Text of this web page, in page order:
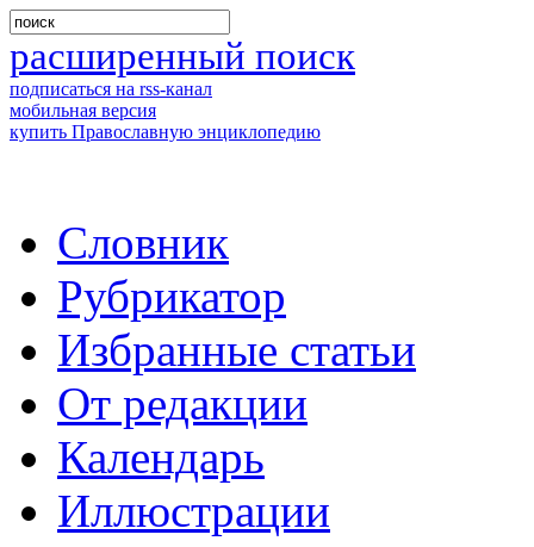
расширенный поиск
подписаться на rss-канал
мобильная версия
купить Православную энциклопедию
Словник
Рубрикатор
Избранные статьи
От редакции
Календарь
Иллюстрации